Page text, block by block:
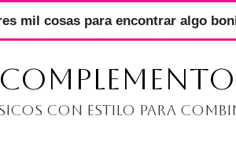
mil cosas para encontrar algo
con estilo para